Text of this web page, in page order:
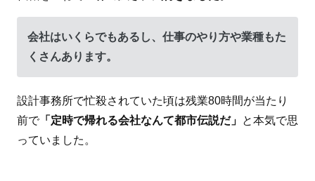
会社はいくらでもあるし、仕事のやり方や業種もた
くさんあります。
設計事務所で忙殺されていた頃は残業80時間が当たり
前で「定時で帰れる会社なんて都市伝説だ」 と本気で思
っていました。